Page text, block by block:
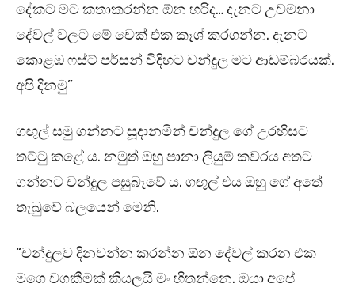
දේකට මට කතාකරන්න ඕන හරිද… දැනට උවමනා
දේවල් වලට මේ චෙක් එක කෑශ් කරගන්න. දැනට
කොළඹ ෆස්ට් පර්සන් විදිහට චන්දුල මට ආඩම්බරයක්.
අපි දිනමු”
ගඟුල් සමු ගන්නට සූදානමින් චන්දුල ගේ උරහිසට
තට්ටු කළේ ය. නමුත් ඔහු පානා ලියුම් කවරය අතට
ගන්නට චන්දුල පසුබෑවේ ය. ගඟුල් එය ඔහු ගේ අතේ
තැබුවේ බලයෙන් මෙනි.
“චන්දුලව දිනවන්න කරන්න ඕන දේවල් කරන එක
මගෙ වගකීමක් කියලයි මං හිතන්නෙ. ඔයා අපේ